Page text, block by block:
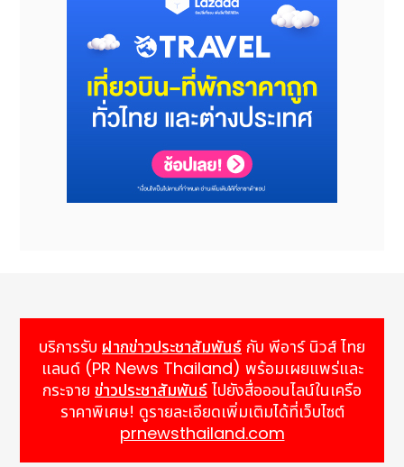
บริการรับ ฝากข่าวประชาสัมพันธ์ กับ พีอาร์ นิวส์ ไทย
แลนด์ (PR News Thailand) พร้อมเผยแพร่และ
กระจาย ข่าวประชาสัมพันธ์ ไปยังสื่อออนไลน์ในเครือ
ราคาพิเศษ! ดูรายละเอียดเพิ่มเติมได้ที่เว็บไซต์
prnewsthailand.com